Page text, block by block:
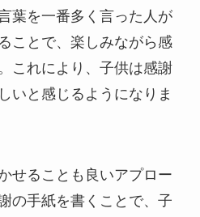
葉を一番多く言った人が
ことで、楽しみながら感
これにより、子供は感謝
いと感じるようになりま
せることも良いアプロー
の手紙を書くことで、子